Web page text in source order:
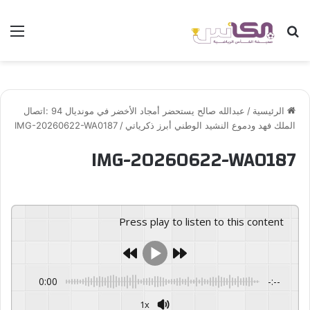
بحث عن
الرئيسية /
عبدالله صالح يستحضر أمجاد الأخضر في مونديال 94 :اتصال
الملك فهد ودموع النشيد الوطني أبرز ذكرياتي /
IMG-20260622-WA0187
IMG-20260622-WA0187
Press play to listen to this content
0:00 -:--
1x